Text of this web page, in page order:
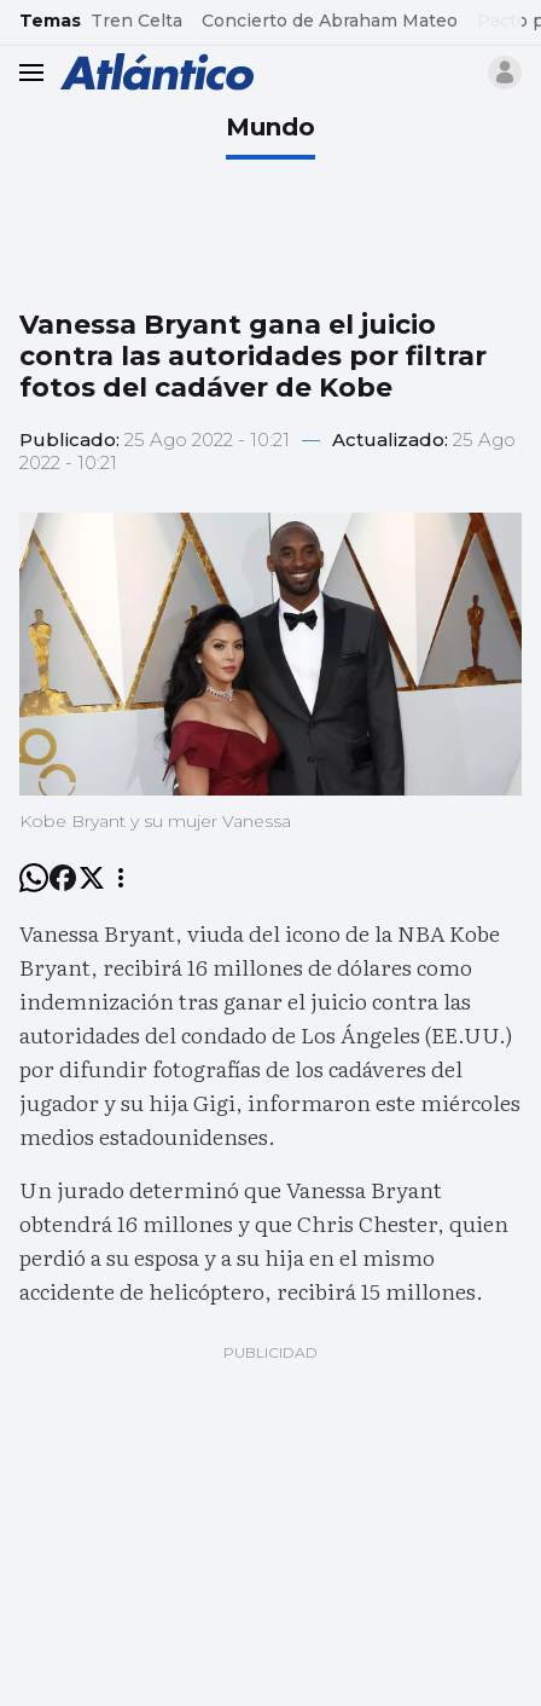
common.go-to-content
Temas Tren Celta Concierto de Abraham Mateo Pacto
header.menu.open
Mundo
Vanessa Bryant gana el juicio
contra las autoridades por filtrar
fotos del cadáver de Kobe
Publicado: 25 Ago 2022 - 10:21 — Actualizado: 25 Ago
2022 - 10:21
Kobe Bryant y su mujer Vanessa
Vanessa Bryant, viuda del icono de la NBA Kobe
Bryant, recibirá 16 millones de dólares como
indemnización tras ganar el juicio contra las
autoridades del condado de Los Ángeles (EE.UU.)
por difundir fotografías de los cadáveres del
jugador y su hija Gigi, informaron este miércoles
medios estadounidenses.
Un jurado determinó que Vanessa Bryant
obtendrá 16 millones y que Chris Chester, quien
perdió a su esposa y a su hija en el mismo
accidente de helicóptero, recibirá 15 millones.